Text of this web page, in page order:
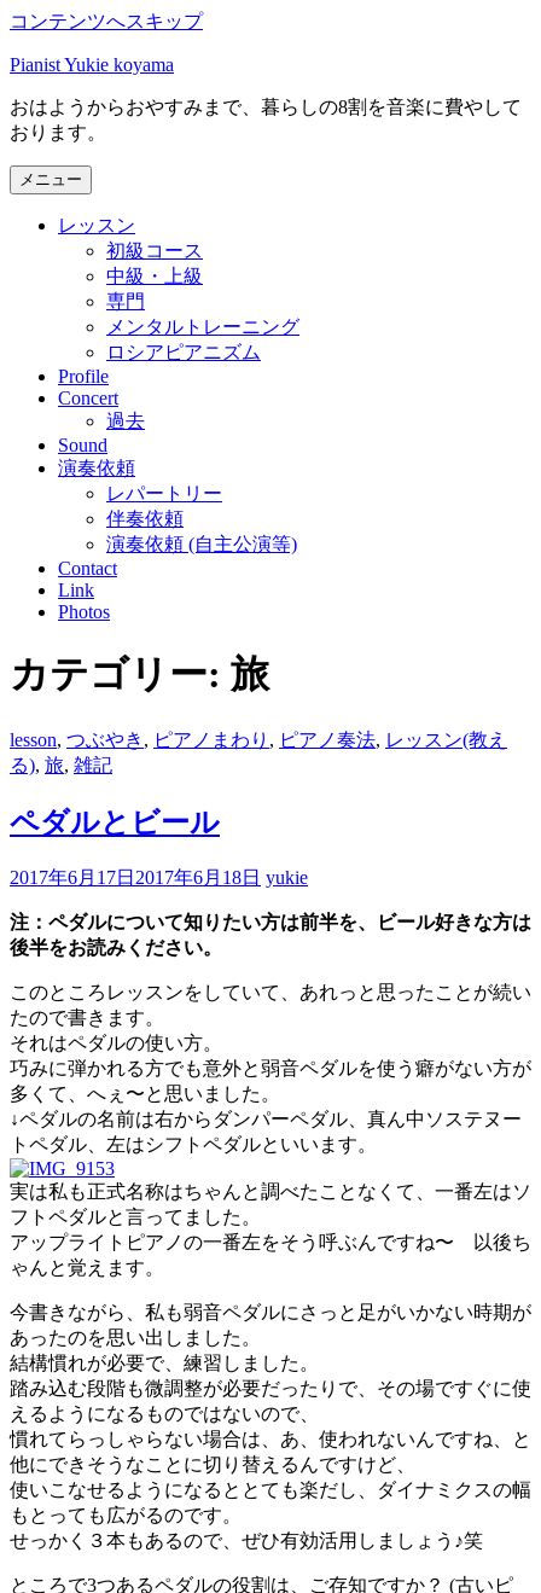
コンテンツへスキップ
Pianist Yukie koyama
おはようからおやすみまで、暮らしの8割を音楽に費やして
おります。
メニュー
レッスン
初級コース
中級・上級
専門
メンタルトレーニング
ロシアピアニズム
Profile
Concert
過去
Sound
演奏依頼
レパートリー
伴奏依頼
演奏依頼 (自主公演等)
Contact
Link
Photos
カテゴリー: 旅
lesson, つぶやき , ピアノまわり , ピアノ奏法, レッスン(教え
る), 旅, 雑記
ペダルとビール
2017年6月17日 2017年6月18日 yukie
注：ペダルについて知りたい方は前半を、ビール好きな方は
後半をお読みください。
このところレッスンをしていて、あれっと思ったことが続い
たので書きます。
それはペダルの使い方。
巧みに弾かれる方でも意外と弱音ペダルを使う癖がない方が
多くて、へぇ〜と思いました。
↓ペダルの名前は右からダンパーペダル、真ん中ソステヌー
トペダル、左はシフトペダルといいます。
実は私も正式名称はちゃんと調べたことなくて、一番左はソ
フトペダルと言ってました。
アップライトピアノの一番左をそう呼ぶんですね〜 以後ち
ゃんと覚えます。
今書きながら、私も弱音ペダルにさっと足がいかない時期が
あったのを思い出しました。
結構慣れが必要で、練習しました。
踏み込む段階も微調整が必要だったりで、その場ですぐに使
えるようになるものではないので、
慣れてらっしゃらない場合は、あ、使われないんですね、と
他にできそうなことに切り替えるんですけど、
使いこなせるようになるととても楽だし、ダイナミクスの幅
もとっても広がるのです。
せっかく３本もあるので、ぜひ有効活用しましょう♪笑
ところで3つあるペダルの役割は、ご存知ですか？ (古いピ